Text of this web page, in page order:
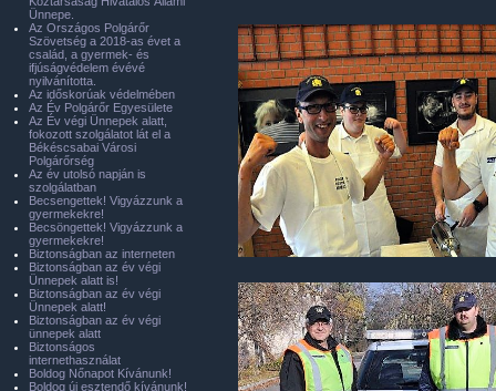
Ünnepe.
Az Országos Polgárőr
Szövetség a 2018-as évet a
család, a gyermek- és
ifjúságvédelem évévé
nyilvánította.
Az időskorúak védelmében
Az Év Polgárőr Egyesülete
Az Év végi Ünnepek alatt,
fokozott szolgálatot lát el a
Békéscsabai Városi
Polgárőrség
Az év utolsó napján is
szolgálatban
Becsengettek! Vigyázzunk a
gyermekekre!
Becsöngettek! Vigyázzunk a
gyermekekre!
Biztonságban az interneten
Biztonságban az év végi
Ünnepek alatt is!
Biztonságban az év végi
Ünnepek alatt!
Biztonságban az év végi
ünnepek alatt
Biztonságos
internethasználat
Boldog Nőnapot Kívánunk!
Boldog új esztendő kívánunk!